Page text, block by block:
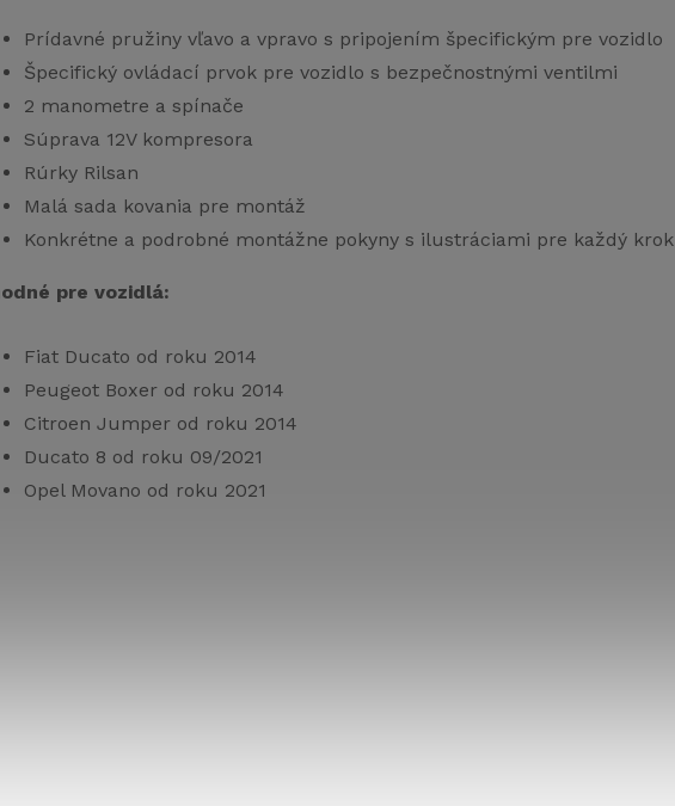
Prídavné pružiny vľavo a vpravo s pripojením špecifickým pre vozidlo
Špecifický ovládací prvok pre vozidlo s bezpečnostnými ventilmi
2 manometre a spínače
Súprava 12V kompresora
Rúrky Rilsan
Malá sada kovania pre montáž
Konkrétne a podrobné montážne pokyny s ilustráciami pre každý krok
pre vozidlá:
Fiat Ducato od roku 2014
Peugeot Boxer od roku 2014
Citroen Jumper od roku 2014
Ducato 8 od roku 09/2021
Opel Movano od roku 2021